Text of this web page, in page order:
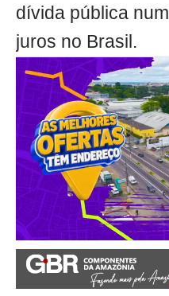
dívida pública
juros no Brasil.